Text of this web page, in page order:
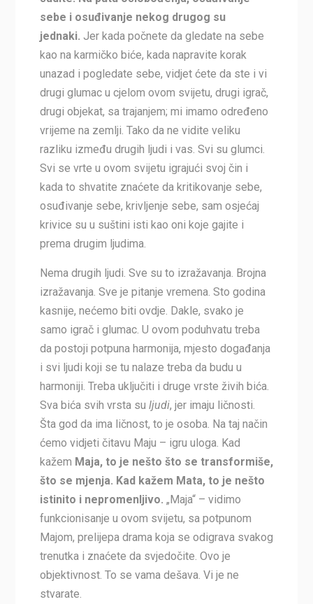
sebe i osuđivanje nekog drugog su
jednaki. Jer kada počnete da gledate na sebe
kao na karmičko biće, kada napravite korak
unazad i pogledate sebe, vidjet ćete da ste i vi
drugi glumac u cjelom ovom svijetu, drugi igrač,
drugi objekat, sa trajanjem; mi imamo određeno
vrijeme na zemlji. Tako da ne vidite veliku
razliku između drugih ljudi i vas. Svi su glumci.
Svi se vrte u ovom svijetu igrajući svoj čin i
kada to shvatite znaćete da kritikovanje sebe,
osuđivanje sebe, krivljenje sebe, sam osjećaj
krivice su u suštini isti kao oni koje gajite i
prema drugim ljudima.
Nema drugih ljudi. Sve su to izražavanja. Brojna
izražavanja. Sve je pitanje vremena. Sto godina
kasnije, nećemo biti ovdje. Dakle, svako je
samo igrač i glumac. U ovom poduhvatu treba
da postoji potpuna harmonija, mjesto događanja
i svi ljudi koji se tu nalaze treba da budu u
harmoniji. Treba uključiti i druge vrste živih bića.
Sva bića svih vrsta su ljudi, jer imaju ličnosti.
Šta god da ima ličnost, to je osoba. Na taj način
ćemo vidjeti čitavu Maju – igru uloga. Kad
kažem Maja, to je nešto što se transformiše,
što se mjenja. Kad kažem Mata, to je nešto
istinito i nepromenljivo. „Maja“ – vidimo
funkcionisanje u ovom svijetu, sa potpunom
Majom, prelijepa drama koja se odigrava svakog
trenutka i znaćete da svjedočite. Ovo je
objektivnost. To se vama dešava. Vi je ne
stvarate.